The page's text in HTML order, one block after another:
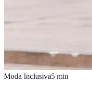
Moda Inclusiva5 min